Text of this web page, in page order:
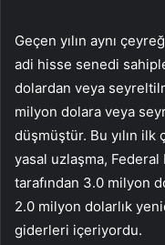
Geçen yılın aynı
adi hisse senedi
dolardan veya
milyon dolara veya
düşmüştür. Bu yılın ilk
yasal uzlaşma,
tarafından 3.0 milyon
2.0 milyon dolarlık
giderleri içeriyordu.